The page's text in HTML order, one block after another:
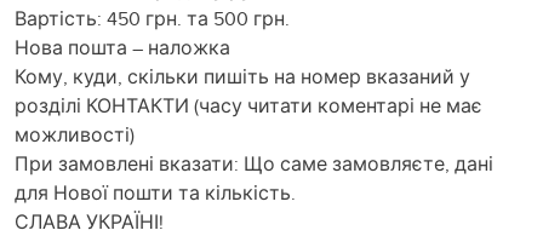
Вартість: 450 грн. та 500 грн.
Нова пошта – наложка
Кому, куди, скільки пишіть на номер вказаний у
розділі КОНТАКТИ (часу читати коментарі не має
можливості)
При замовлені вказати: Що саме замовляєте, дані
для Нової пошти та кількість.
СЛАВА УКРАЇНІ!